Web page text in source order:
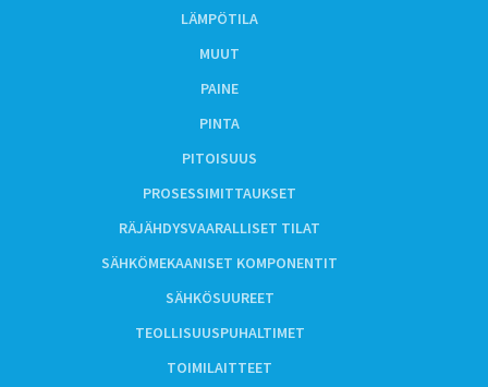
LÄMPÖTILA
MUUT
PAINE
PINTA
PITOISUUS
PROSESSIMITTAUKSET
RÄJÄHDYSVAARALLISET TILAT
SÄHKÖMEKAANISET KOMPONENTIT
SÄHKÖSUUREET
TEOLLISUUSPUHALTIMET
TOIMILAITTEET